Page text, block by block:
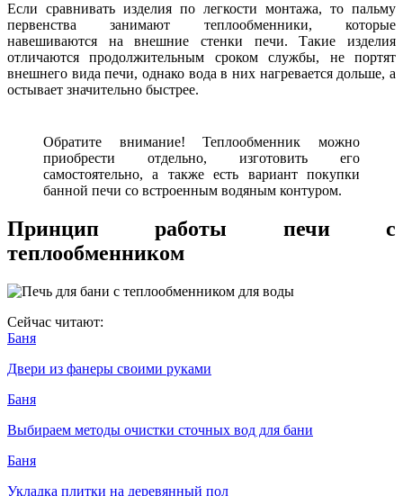
Если сравнивать изделия по легкости монтажа, то пальму
первенства занимают теплообменники, которые
навешиваются на внешние стенки печи. Такие изделия
отличаются продолжительным сроком службы, не портят
внешнего вида печи, однако вода в них нагревается дольше, а
остывает значительно быстрее.
Обратите внимание! Теплообменник можно
приобрести отдельно, изготовить его
самостоятельно, а также есть вариант покупки
банной печи со встроенным водяным контуром.
Принцип работы печи с
теплообменником
Сейчас читают:
Баня
Двери из фанеры своими руками
Баня
Выбираем методы очистки сточных вод для бани
Баня
Укладка плитки на деревянный пол